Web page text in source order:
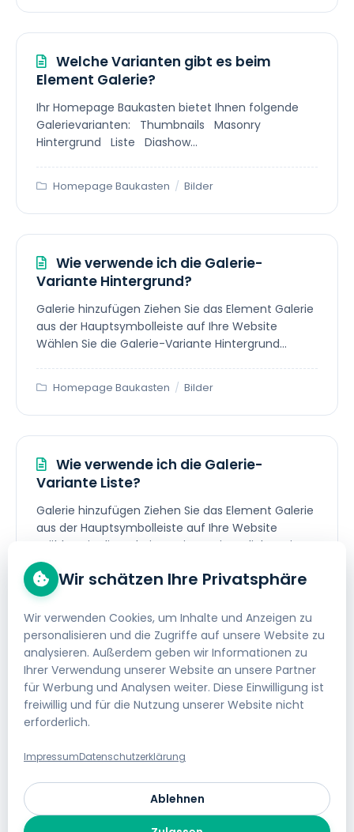
Welche Varianten gibt es beim
Element Galerie?
Ihr Homepage Baukasten bietet Ihnen folgende
Galerievarianten: Thumbnails Masonry
Hintergrund Liste Diashow...
Homepage Baukasten / Bilder
Wie verwende ich die Galerie-
Variante Hintergrund?
Galerie hinzufügen Ziehen Sie das Element Galerie
aus der Hauptsymbolleiste auf Ihre Website
Wählen Sie die Galerie-Variante Hintergrund...
Homepage Baukasten / Bilder
Wie verwende ich die Galerie-
Variante Liste?
Galerie hinzufügen Ziehen Sie das Element Galerie
aus der Hauptsymbolleiste auf Ihre Website
Wählen Sie die Galerie-Variante Liste Klicken Sie...
Homepage Baukasten / Bilder
Wie verwende ich die Galerie-
Variante Masonry?
Galerie hinzufügen Ziehen Sie das Element Galerie
aus der Hauptsymbolleiste auf Ihre Website
Wir schätzen Ihre Privatsphäre
Wir verwenden Cookies, um Inhalte und Anzeigen zu
personalisieren und die Zugriffe auf unsere Website zu
analysieren. Außerdem geben wir Informationen zu
Ihrer Verwendung unserer Website an unsere Partner
für Werbung und Analysen weiter. Diese Einwilligung ist
freiwillig und für die Nutzung unserer Website nicht
erforderlich.
ImpressumDatenschutzerklärung
Ablehnen